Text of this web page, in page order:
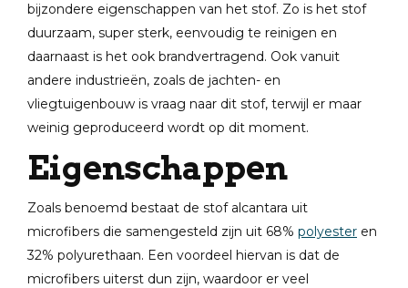
bijzondere eigenschappen van het stof. Zo is het stof
duurzaam, super sterk, eenvoudig te reinigen en
daarnaast is het ook brandvertragend. Ook vanuit
andere industrieën, zoals de jachten- en
vliegtuigenbouw is vraag naar dit stof, terwijl er maar
weinig geproduceerd wordt op dit moment.
Eigenschappen
Zoals benoemd bestaat de stof alcantara uit
microfibers die samengesteld zijn uit 68% polyester en
32% polyurethaan. Een voordeel hiervan is dat de
microfibers uiterst dun zijn, waardoor er veel